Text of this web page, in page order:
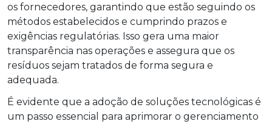
os fornecedores, garantindo que estão seguindo os
métodos estabelecidos e cumprindo prazos e
exigências regulatórias. Isso gera uma maior
transparência nas operações e assegura que os
resíduos sejam tratados de forma segura e
adequada.
É evidente que a adoção de soluções tecnológicas é
um passo essencial para aprimorar o gerenciamento